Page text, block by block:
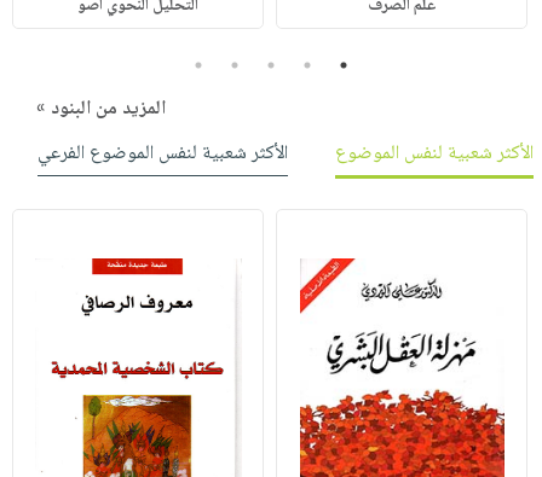
علم الصرف التحليل النحوي أصو
1
2
3
4
5
المزيد من البنود »
الأكثر شعبية لنفس الموضوع
الأكثر شعبية لنفس الموضوع الفرعي